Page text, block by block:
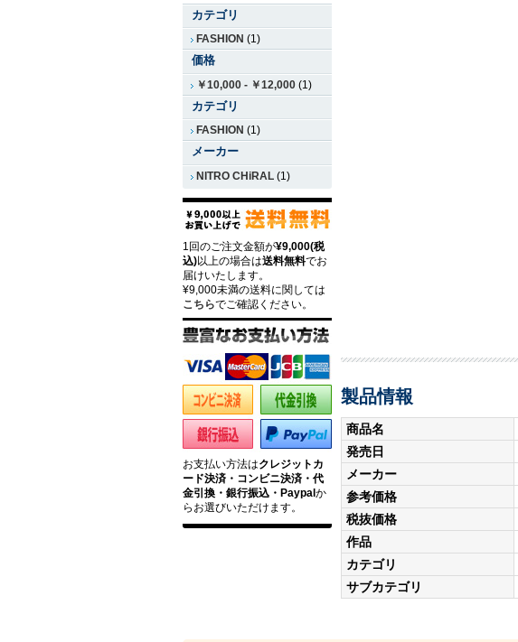
製品情報
商品名
発売日
メーカー
参考価格
税抜価格
作品
カテゴリ
サブカテゴリ
カテゴリ
FASHION (1)
価格
￥10,000 - ￥12,000 (1)
カテゴリ
FASHION (1)
メーカー
NITRO CHiRAL (1)
1回のご注文金額が¥9,000(税
込)以上の場合は送料無料でお
届けいたします。
¥9,000未満の送料に関しては
こちらでご確認ください。
お支払い方法はクレジットカ
ード決済・コンビニ決済・代
金引換・銀行振込・Paypalか
らお選びいただけます。